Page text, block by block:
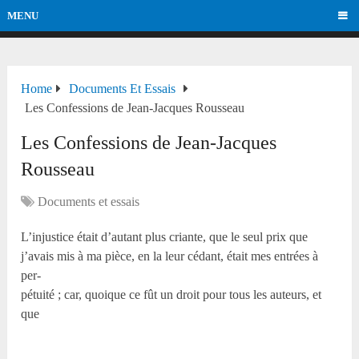
MENU
Home
Documents Et Essais
Les Confessions de Jean-Jacques Rousseau
Les Confessions de Jean-Jacques
Rousseau
Documents et essais
L’injustice était d’autant plus criante, que le seul prix que
j’avais mis à ma pièce, en la leur cédant, était mes entrées à
per-
pétuité ; car, quoique ce fût un droit pour tous les auteurs, et
que